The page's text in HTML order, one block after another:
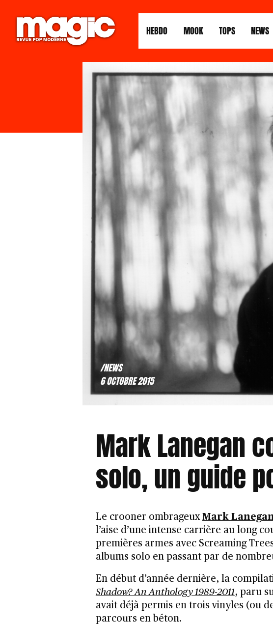
HEBDO MOOK TOPS NEWS
/NEWS
6 OCTOBRE 2015
Mark Lanegan
solo, un guide
Le crooner ombrageux Mark
l’aise d’une intense carrière au long
premières armes avec Screaming
albums solo en passant par de
En début d’année dernière, la
Shadow? An Anthology 1989-2011, paru
avait déjà permis en trois vinyles (ou
parcours en béton.